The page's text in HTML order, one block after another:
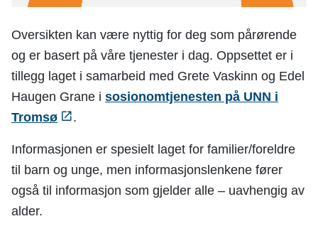
Oversikten kan være nyttig for deg som pårørende
og er basert på våre tjenester i dag. Oppsettet er i
tillegg laget i samarbeid med Grete Vaskinn og Edel
Haugen Grane i sosionomtjenesten på UNN i
Tromsø
.
Informasjonen er spesielt laget for familier/foreldre
til barn og unge, men informasjonslenkene fører
også til informasjon som gjelder alle – uavhengig av
alder.